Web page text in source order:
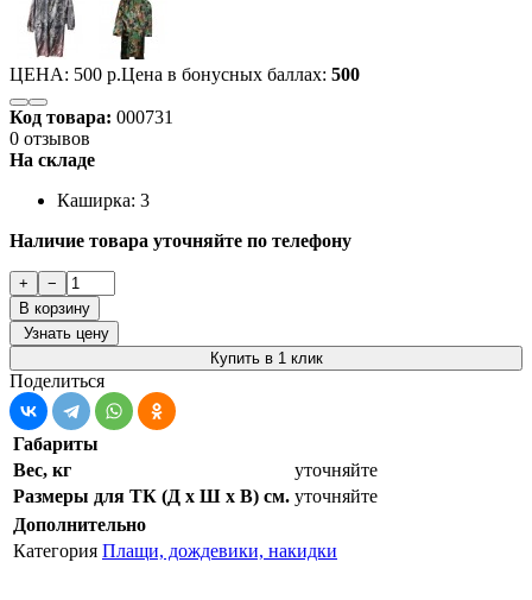
ЦЕНА: 500 р.Цена в бонусных баллах: 500
Код товара: 000731
0 отзывов
На складе
Каширка: 3
Наличие товара уточняйте по телефону
+
−
В корзину
Узнать цену
Купить в 1 клик
Поделиться
Габариты
Вес, кг
уточняйте
Размеры для ТК (Д х Ш х В) см. уточняйте
Дополнительно
Категория Плащи, дождевики, накидки